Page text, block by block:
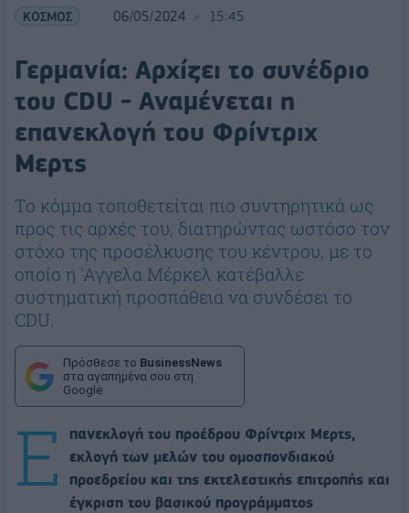
ΚΟΣΜΟΣ 06/05/2024 15:45
Γερμανία: Αρχίζει το συνέδριο
του CDU - Αναμένεται η
επανεκλογή του Φρίντριχ
Μερτς
Το κόμμα τοποθετείται πιο συντηρητικά ως
προς τις αρχές του, διατηρώντας ωστόσο τον
στόχο της προσέλκυσης του κέντρου, με το
οποίο η 'Αγγελα Μέρκελ κατέβαλλε
συστηματική προσπάθεια να συνδέσει το
CDU.
Πρόσθεσε το BusinessNews
στα αγαπημένα σου στη
Google
Ε
πανεκλογή του προέδρου Φρίντριχ Μερτς,
εκλογή των μελών του ομοσπονδιακού
προεδρείου και της εκτελεστικής επιτροπής και
έγκριση του βασικού προγράμματος